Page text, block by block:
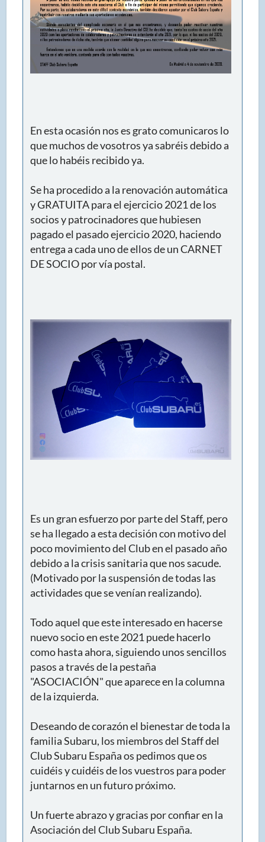
En esta ocasión nos es grato comunicaros lo
que muchos de vosotros ya sabréis debido a
que lo habéis recibido ya.
Se ha procedido a la renovación automática
y GRATUITA para el ejercicio 2021 de los
socios y patrocinadores que hubiesen
pagado el pasado ejercicio 2020, haciendo
entrega a cada uno de ellos de un CARNET
DE SOCIO por vía postal.
Es un gran esfuerzo por parte del Staff, pero
se ha llegado a esta decisión con motivo del
poco movimiento del Club en el pasado año
debido a la crisis sanitaria que nos sacude.
(Motivado por la suspensión de todas las
actividades que se venían realizando).
Todo aquel que este interesado en hacerse
nuevo socio en este 2021 puede hacerlo
como hasta ahora, siguiendo unos sencillos
pasos a través de la pestaña
"ASOCIACIÓN" que aparece en la columna
de la izquierda.
Deseando de corazón el bienestar de toda la
familia Subaru, los miembros del Staff del
Club Subaru España os pedimos que os
cuidéis y cuidéis de los vuestros para poder
juntarnos en un futuro próximo.
Un fuerte abrazo y gracias por confiar en la
Asociación del Club Subaru España.